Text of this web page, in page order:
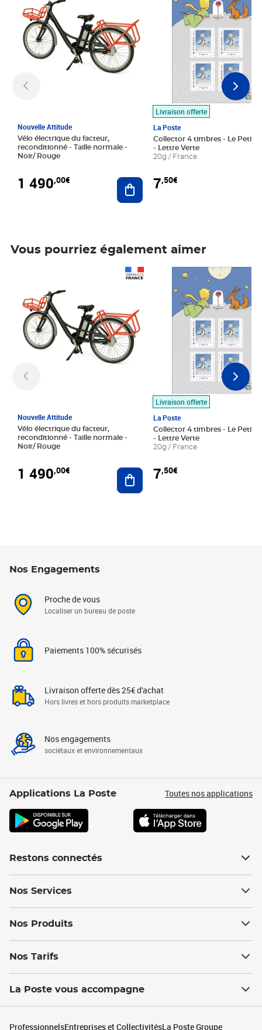
Nouvelle Attitude
Vélo électrique du facteur,
reconditionné - Taille normale -
Noir/ Rouge
1 490,00€ Ajouter au panier
Livraison offerte
La Poste
Collector 4 timbres - Le Petit
- Lettre Verte
20g / France
7,50€
Vous pourriez également aimer
Nouvelle Attitude
Vélo électrique du facteur,
reconditionné - Taille normale -
Noir/ Rouge
1 490,00€ Ajouter au panier
Livraison offerte
La Poste
Collector 4 timbres - Le Petit
- Lettre Verte
20g / France
7,50€
Prix 7,50€
Nos Engagements
Proche de vous
Localiser un bureau de poste
Paiements 100% sécurisés
Livraison offerte dès 25€ d'achat
Hors livres et hors produits marketplace
Nos engagements
sociétaux et environnementaux
Applications La Poste Toutes nos applications
Restons connectés
Nos Services
Nos Produits
Nos Tarifs
La Poste vous accompagne
ProfessionnelsEntreprises et CollectivitésLa Poste Groupe